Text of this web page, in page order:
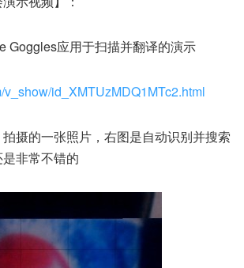
Goggles应用于扫描并翻译的演示
v_show/id_XMTUzMDQ1MTc2.html
摄的一张照片，右图是自动识别并搜索
非常不错的